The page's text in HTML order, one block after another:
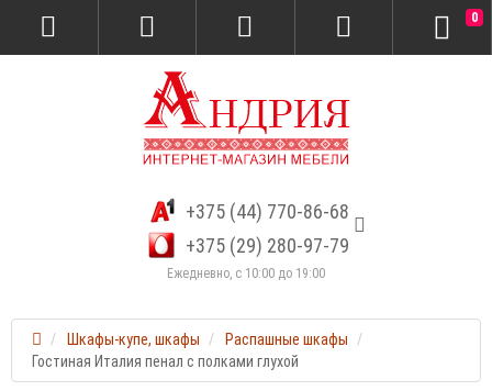
+375 (44) 770-86-68
+375 (29) 280-97-79
Ежедневно, с 10:00 до 19:00
0
Шкафы-купе, шкафы
Распашные шкафы
Гостиная Италия пенал с полками глухой